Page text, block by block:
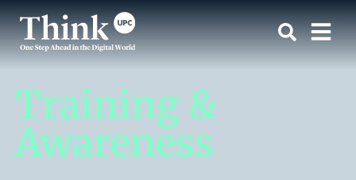
Training &
Awareness